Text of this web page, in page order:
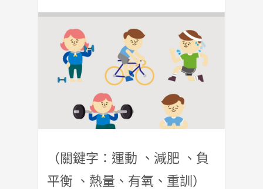
（關鍵字：運動 、減肥 、負
平衡 、熱量、有氧、重訓）